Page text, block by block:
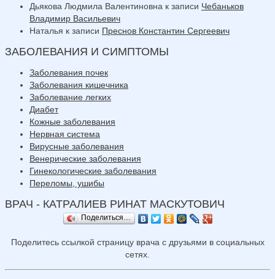
Дьякова Людмила Валентиновна к записи Чебаньков
Владимир Васильевич
Наталья к записи Преснов Константин Сергеевич
ЗАБОЛЕВАНИЯ И СИМПТОМЫ
Заболевания почек
Заболевания кишечника
Заболевание легких
Диабет
Кожные заболевания
Нервная система
Вирусные заболевания
Венерические заболевания
Гинекологические заболевания
Переломы, ушибы
ВРАЧ - КАТРАЛИЕВ РИНАТ МАСКУТОВИЧ
Поделиться…
Поделитесь ссылкой страницу врача с друзьями в социальных
сетях.